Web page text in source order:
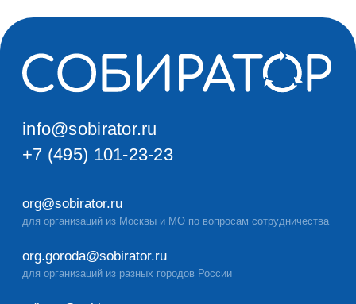
+7 (495) 101-23-23 (доб.3)
Экомобиль